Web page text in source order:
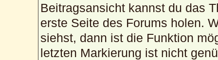
Beitragsansicht kannst du das
erste Seite des Forums holen.
siehst, dann ist die Funktion
letzten Markierung ist nicht